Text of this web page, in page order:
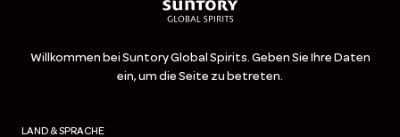
Willkommen bei Suntory Global Spirits. Geben Sie Ihre Daten
ein, um die Seite zu betreten.
LAND & SPRACHE